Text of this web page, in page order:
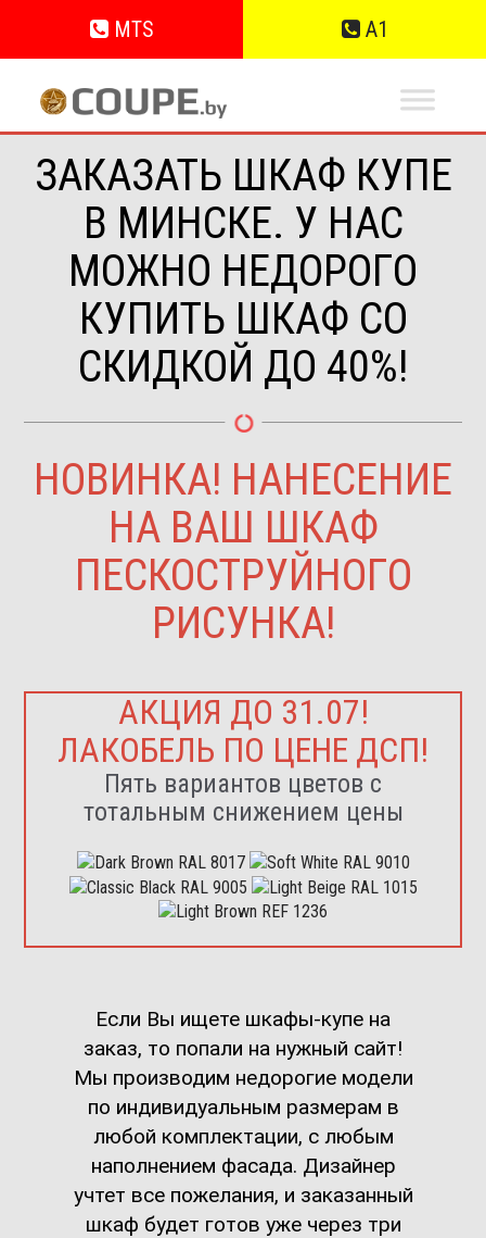
MTS A1
ЗАКАЗАТЬ ШКАФ КУПЕ
В МИНСКЕ. У НАС
МОЖНО НЕДОРОГО
КУПИТЬ ШКАФ СО
СКИДКОЙ ДО 40%!
НОВИНКА! НАНЕСЕНИЕ
НА ВАШ ШКАФ
ПЕСКОСТРУЙНОГО
РИСУНКА!
АКЦИЯ ДО 31.07!
ЛАКОБЕЛЬ ПО ЦЕНЕ ДСП!
Пять вариантов цветов с
тотальным снижением цены
Если Вы ищете шкафы-купе на
заказ, то попали на нужный сайт!
Мы производим недорогие модели
по индивидуальным размерам в
любой комплектации, с любым
наполнением фасада. Дизайнер
учтет все пожелания, и заказанный
шкаф будет готов уже через три